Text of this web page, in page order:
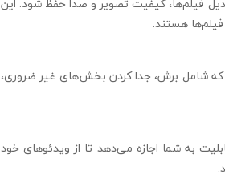
هستند.
که شامل برش، جدا کردن بخش‌های غیر ضروری،
به شما اجازه می‌دهد تا از ویدئوهای خود